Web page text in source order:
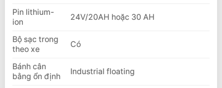
Pin lithium-
ion
24V/20AH hoặc 30 AH
Bộ sạc trong
theo xe
Có
Bánh cân
bằng ổn định
Industrial floating